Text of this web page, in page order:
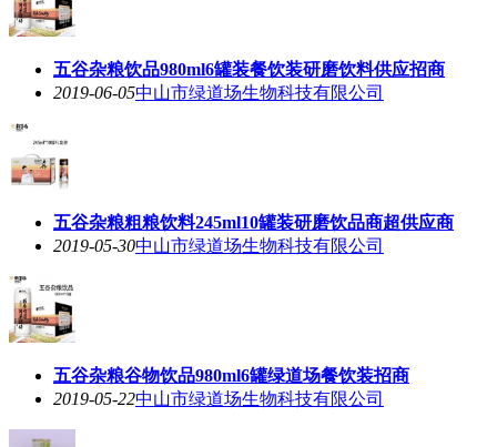
五谷杂粮饮品980ml6罐装餐饮装研磨饮料供应招商
2019-06-05中山市绿道场生物科技有限公司
五谷杂粮粗粮饮料245ml10罐装研磨饮品商超供应商
2019-05-30中山市绿道场生物科技有限公司
五谷杂粮谷物饮品980ml6罐绿道场餐饮装招商
2019-05-22中山市绿道场生物科技有限公司